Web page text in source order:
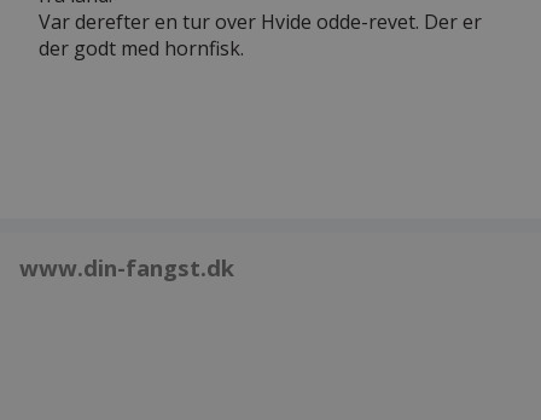
Var derefter en tur over Hvide odde-revet. Der er
der godt med hornfisk.
www.din-fangst.dk